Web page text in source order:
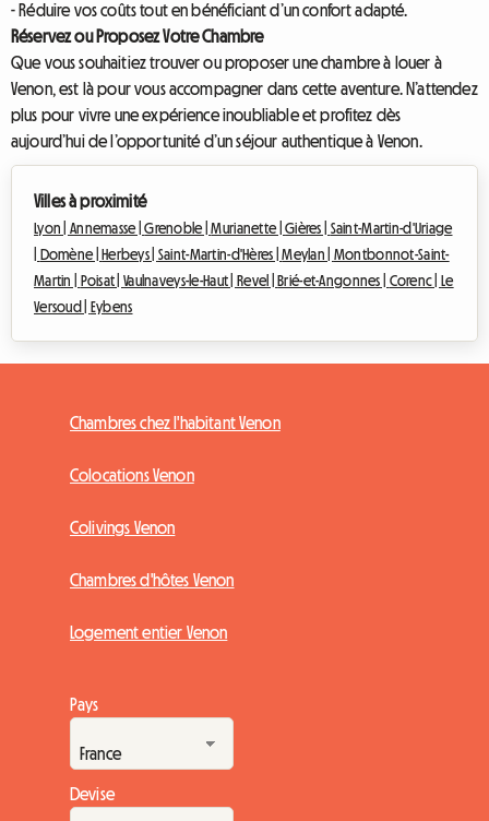
- Réduire vos coûts tout en bénéficiant d’un confort adapté.
Réservez ou Proposez Votre Chambre
Que vous souhaitiez trouver ou proposer une chambre à louer à
Venon, est là pour vous accompagner dans cette aventure. N’attendez
plus pour vivre une expérience inoubliable et profitez dès
aujourd’hui de l’opportunité d’un séjour authentique à Venon.
Villes à proximité
Lyon | Annemasse |Grenoble |Murianette |Gières | Saint-Martin-d'Uriage
Domène | Herbeys | Saint-Martin-d'Hères |Meylan | Montbonnot-Saint-
Martin |
Poisat |Vaulnaveys-le-Haut | Revel | Brié-et-Angonnes | Corenc |
Le
Versoud |
Eybens
Chambres chez l'habitant Venon
Colocations Venon
Colivings Venon
Chambres d'hôtes Venon
Logement entier Venon
Pays
Devise